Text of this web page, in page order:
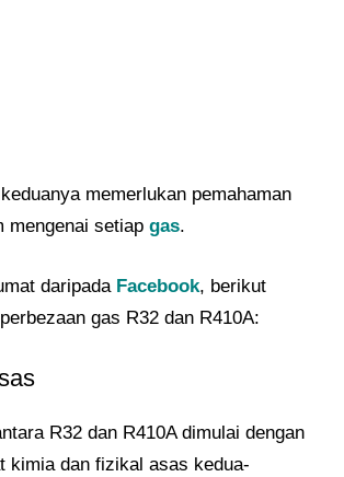
memerlukan pemahaman
mengenai setiap gas.
daripada Facebook, berikut
gas R32 dan R410A:
R32 dan R410A dimulai dengan
kimia dan fizikal asas kedua-